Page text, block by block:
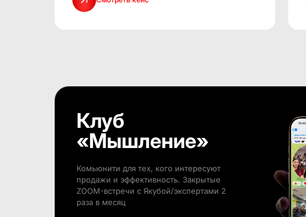
Клуб
«Мышление»
Комьюнити для тех, кого интересуют
продажи и эффективность. Закрытые
ZOOM-встречи с Якубой/экспертами 2
раза в месяц